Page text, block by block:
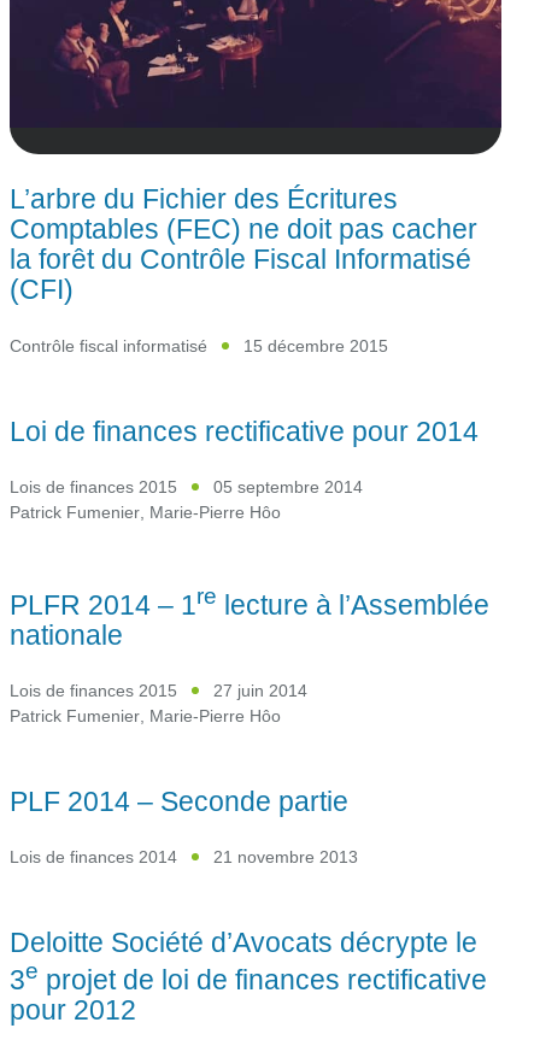
L’arbre du Fichier des Écritures
Comptables (FEC) ne doit pas cacher
la forêt du Contrôle Fiscal Informatisé
(CFI)
Contrôle fiscal informatisé 15 décembre 2015
Loi de finances rectificative pour 2014
Lois de finances 2015
05 septembre 2014
Patrick Fumenier Marie-Pierre Hôo
PLFR 2014 – 1re lecture à l’Assemblée
nationale
Lois de finances 2015
27 juin 2014
Patrick Fumenier Marie-Pierre Hôo
PLF 2014 – Seconde partie
Lois de finances 2014 21 novembre 2013
Deloitte Société d’Avocats décrypte le
3e projet de loi de finances rectificative
pour 2012